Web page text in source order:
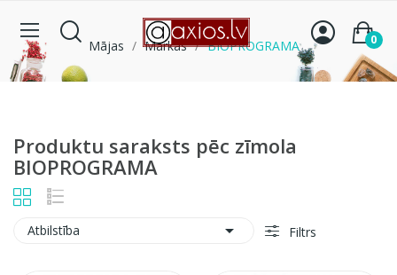
0
Mājas Markas BIOPROGRAMA
Produktu saraksts pēc zīmola
BIOPROGRAMA
Atbilstība  Filtrs